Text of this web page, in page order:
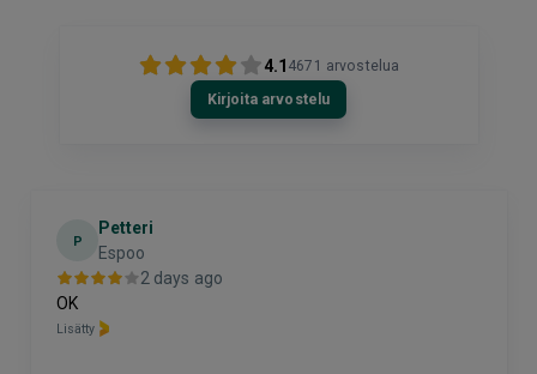
4.1 4671 arvostelua
Kirjoita arvostelu
P
Petteri
Espoo
2 days ago
OK
Lisätty